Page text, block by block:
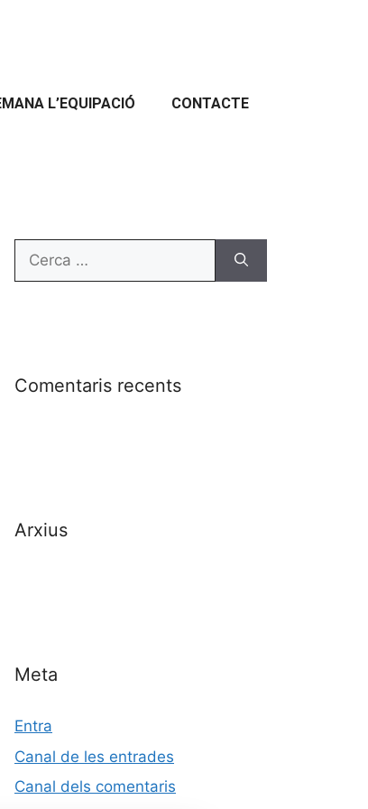
L’EQUIPACIÓ CONTACTE
Comentaris recents
Arxius
Meta
Entra
Canal de les entrades
Canal dels comentaris